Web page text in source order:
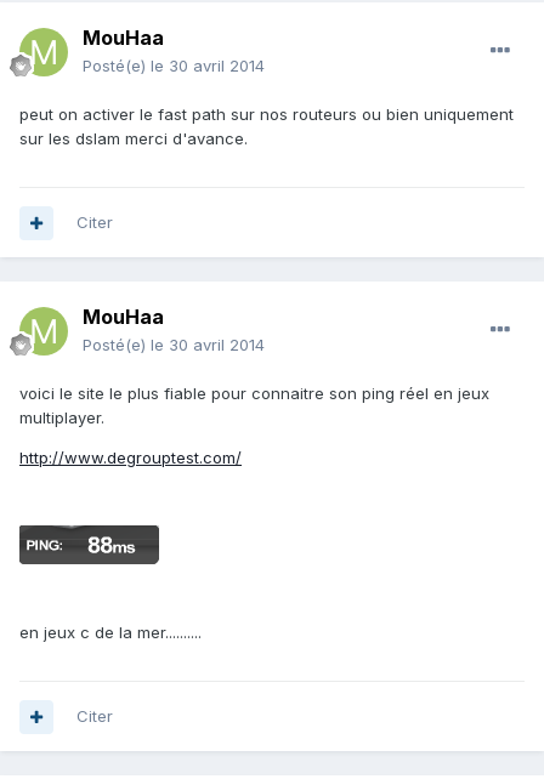
MouHaa
Posté(e) le 30 avril 2014
peut on activer le fast path sur nos routeurs ou bien uniquement
sur les dslam merci d'avance.
Citer
MouHaa
Posté(e) le 30 avril 2014
voici le site le plus fiable pour connaitre son ping réel en jeux
multiplayer.
http://www.degrouptest.com/
en jeux c de la mer..........
Citer